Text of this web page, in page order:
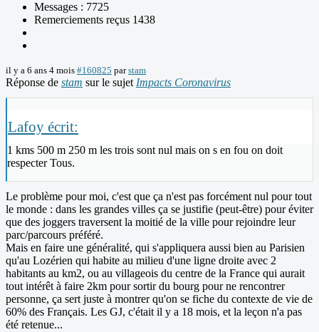
Messages : 7725
Remerciements reçus 1438
il y a 6 ans 4 mois #160825 parstam
Réponse de stam sur le sujet Impacts Coronavirus
Lafoy écrit:
1 kms 500 m 250 m les trois sont nul mais on s en fou on doit
respecter Tous.
Le problème pour moi, c'est que ça n'est pas forcément nul pour tout
le monde : dans les grandes villes ça se justifie (peut-être) pour éviter
que des joggers traversent la moitié de la ville pour rejoindre leur
parc/parcours préféré.
Mais en faire une généralité, qui s'appliquera aussi bien au Parisien
qu'au Lozérien qui habite au milieu d'une ligne droite avec 2
habitants au km2, ou au villageois du centre de la France qui aurait
tout intérêt à faire 2km pour sortir du bourg pour ne rencontrer
personne, ça sert juste à montrer qu'on se fiche du contexte de vie de
60% des Français. Les GJ, c'était il y a 18 mois, et la leçon n'a pas
été retenue...